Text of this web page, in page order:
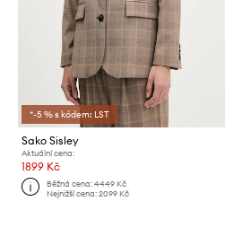
*-5 % s kódem: LST
Sako Sisley
Aktuální cena:
1899 Kč
Běžná cena:4449 Kč
Nejnižší cena:2099 Kč